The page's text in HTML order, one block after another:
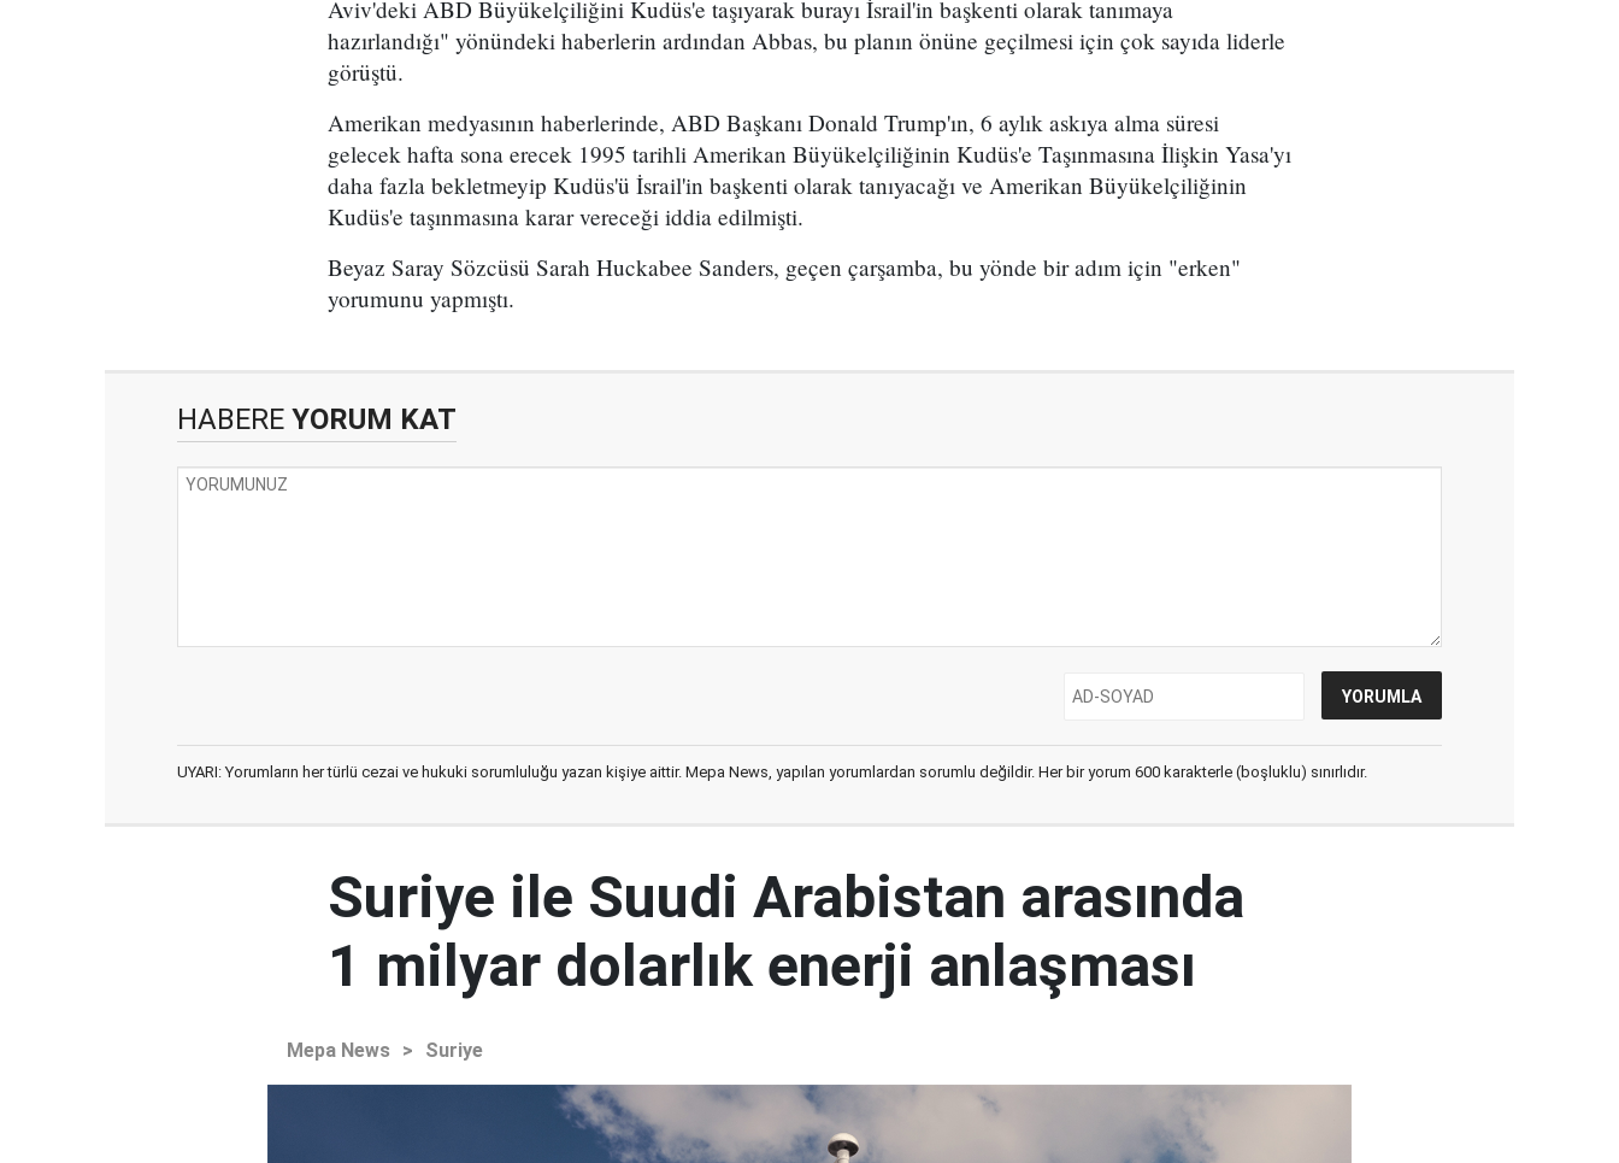
Aviv'deki ABD Büyükelçiliğini Kudüs'e taşıyarak burayı İsrail'in başkenti olarak tanımaya
hazırlandığı" yönündeki haberlerin ardından Abbas, bu planın önüne geçilmesi için çok sayıda liderle
görüştü.
Amerikan medyasının haberlerinde, ABD Başkanı Donald Trump'ın, 6 aylık askıya alma süresi
gelecek hafta sona erecek 1995 tarihli Amerikan Büyükelçiliğinin Kudüs'e Taşınmasına İlişkin Yasa'yı
daha fazla bekletmeyip Kudüs'ü İsrail'in başkenti olarak tanıyacağı ve Amerikan Büyükelçiliğinin
Kudüs'e taşınmasına karar vereceği iddia edilmişti.
Beyaz Saray Sözcüsü Sarah Huckabee Sanders, geçen çarşamba, bu yönde bir adım için "erken"
yorumunu yapmıştı.
HABERE YORUM KAT
UYARI: Yorumların her türlü cezai ve hukuki sorumluluğu yazan kişiye aittir. Mepa News, yapılan yorumlardan sorumlu değildir. Her bir yorum 600 karakterle (boşluklu) sınırlıdır.
Suriye ile Suudi Arabistan arasında
1 milyar dolarlık enerji anlaşması
Mepa News > Suriye